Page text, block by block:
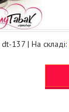
dt-137 | На складі: